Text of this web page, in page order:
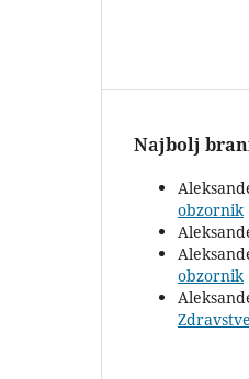
Najbolj
obzornik
obzornik